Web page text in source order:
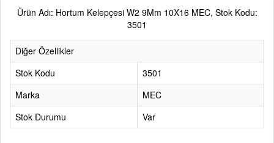
Ürün Adı: Hortum Kelepçesi W2 9Mm 10X16 MEC, Stok Kodu:
3501
Diğer Özellikler
Stok Kodu
3501
Marka
MEC
Stok Durumu
Var